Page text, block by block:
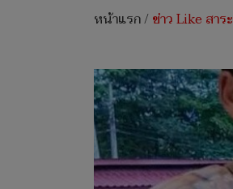
หน้าแรก/ข่าว Like สาระ